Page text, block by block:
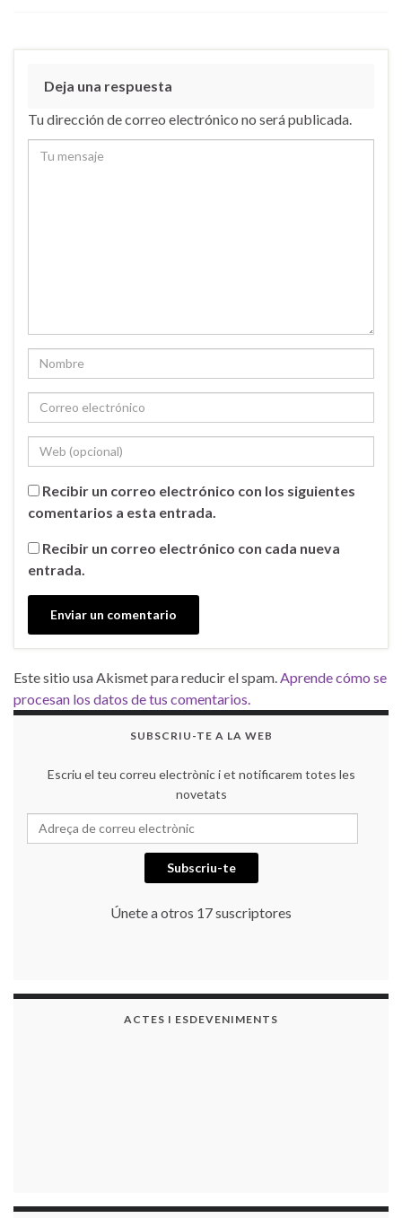
Deja una respuesta
Tu dirección de correo electrónico no será publicada.
Recibir un correo electrónico con los siguientes
comentarios a esta entrada.
Recibir un correo electrónico con cada nueva
entrada.
Este sitio usa Akismet para reducir el spam. Aprende cómo se
procesan los datos de tus comentarios.
SUBSCRIU-TE A LA WEB
Escriu el teu correu electrònic i et notificarem totes les
novetats
Subscriu-te
Únete a otros 17 suscriptores
ACTES I ESDEVENIMENTS